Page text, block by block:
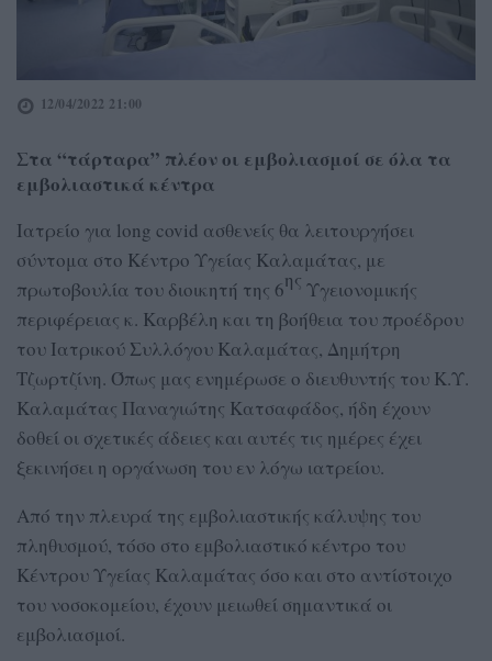
12/04/2022 21:00
Στα “τάρταρα” πλέον οι εμβολιασμοί σε όλα τα
εμβολιαστικά κέντρα
Ιατρείο για long covid ασθενείς θα λειτουργήσει
σύντομα στο Κέντρο Υγείας Καλαμάτας, με
πρωτοβουλία του διοικητή της 6ης Υγειονομικής
περιφέρειας κ. Καρβέλη και τη βοήθεια του προέδρου
του Ιατρικού Συλλόγου Καλαμάτας, Δημήτρη
Τζωρτζίνη. Όπως μας ενημέρωσε ο διευθυντής του Κ.Υ.
Καλαμάτας Παναγιώτης Κατσαφάδος, ήδη έχουν
δοθεί οι σχετικές άδειες και αυτές τις ημέρες έχει
ξεκινήσει η οργάνωση του εν λόγω ιατρείου.
Από την πλευρά της εμβολιαστικής κάλυψης του
πληθυσμού, τόσο στο εμβολιαστικό κέντρο του
Κέντρου Υγείας Καλαμάτας όσο και στο αντίστοιχο
του νοσοκομείου, έχουν μειωθεί σημαντικά οι
εμβολιασμοί.